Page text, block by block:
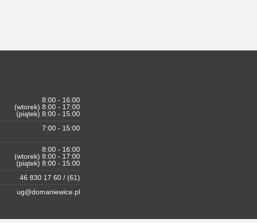
8:00 - 16:00
(wtorek) 8:00 - 17:00
(piątek) 8:00 - 15:00
7:00 - 15:00
8:00 - 16:00
(wtorek) 8:00 - 17:00
(piątek) 8:00 - 15:00
46 830 17 60 / (61)
ug@domaniewice.pl